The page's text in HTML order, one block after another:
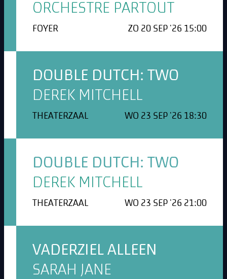
ORCHESTRE PARTOUT
FOYER ZO 20 SEP '26 15:00
DOUBLE DUTCH: TWO
DEREK MITCHELL
THEATERZAAL WO 23 SEP '26 18:30
DOUBLE DUTCH: TWO
DEREK MITCHELL
THEATERZAAL WO 23 SEP '26 21:00
VADERZIEL ALLEEN
SARAH JANE